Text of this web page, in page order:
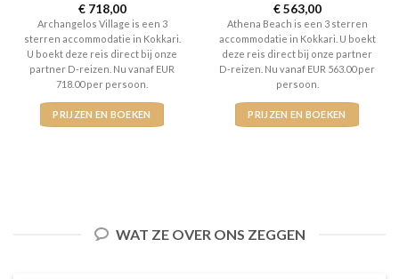
Gewaardeerd
3uit 5
€718,00
Archangelos Village is een 3
sterren accommodatie in Kokkari.
U boekt deze reis direct bij onze
partner D-reizen. Nu vanaf EUR
718.00 per persoon.
PRIJZEN EN BOEKEN
Gewaardeerd
3uit 5
€563,00
Athena Beach is een 3 sterren
accommodatie in Kokkari. U boekt
deze reis direct bij onze partner
D-reizen. Nu vanaf EUR 563.00 per
persoon.
PRIJZEN EN BOEKEN
WAT ZE OVER ONS ZEGGEN